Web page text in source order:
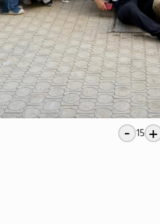
+
15
-